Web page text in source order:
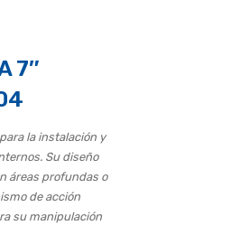
7″
la instalación y
Su diseño
áreas profundas o
de acción
su manipulación